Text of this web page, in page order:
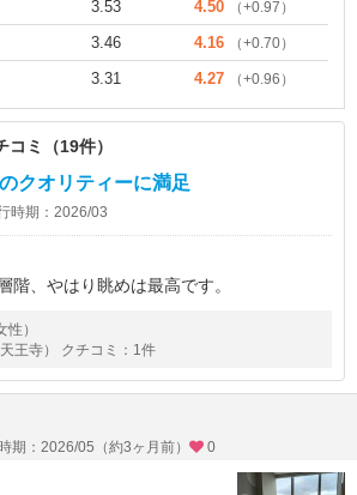
3.53 4.50 （+0.97）
3.46 4.16 （+0.70）
3.31 4.27 （+0.96）
ミ（19件）
クオリティーに満足
時期：2026/03
階、やはり眺めは最高です。
一流のホテルです。
りが有り天井が高いので落ち着い
）
王寺） クチコミ：1件
期：2026/05（約3ヶ月前） 0